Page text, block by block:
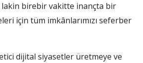
birebir vakitte inançta bir
için tüm imkânlarımızı seferber
dijital siyasetler üretmeye ve